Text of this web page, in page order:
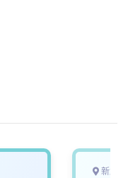
新北